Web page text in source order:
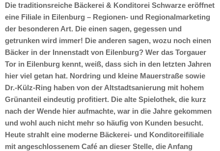
Die traditionsreiche Bäckerei & Konditorei Schwarze eröffnet
eine Filiale in Eilenburg – Regionen- und Regionalmarketing
der besonderen Art. Die einen sagen, gegessen und
getrunken wird immer! Die anderen sagen, wozu noch einen
Bäcker in der Innenstadt von Eilenburg? Wer das Torgauer
Tor in Eilenburg kennt, weiß, dass sich in den letzten Jahren
hier viel getan hat. Nordring und kleine Mauerstraße sowie
Dr.-Külz-Ring haben von der Altstadtsanierung mit hohem
Grünanteil eindeutig profitiert. Die alte Spielothek, die kurz
nach der Wende hier aufmachte, war in die Jahre gekommen
und wohl auch nicht mehr so häufig von Kunden besucht.
Heute strahlt eine moderne Bäckerei- und Konditoreifiliale
mit angeschlossenem Café an dieser Stelle, die Anfang